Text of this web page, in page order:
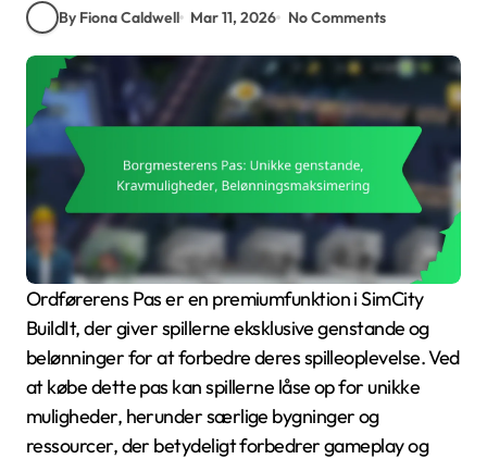
By Fiona Caldwell Mar 11, 2026 No Comments
Ordførerens Pas er en premiumfunktion i SimCity
BuildIt, der giver spillerne eksklusive genstande og
belønninger for at forbedre deres spilleoplevelse. Ved
at købe dette pas kan spillerne låse op for unikke
muligheder, herunder særlige bygninger og
ressourcer, der betydeligt forbedrer gameplay og